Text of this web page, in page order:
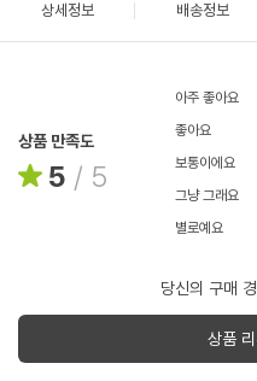
상세정보 배송정보
상품 만족도
5 / 5
아주 좋아요
좋아요
보통이에요
그냥 그래요
별로예요
당신의 구매
상품